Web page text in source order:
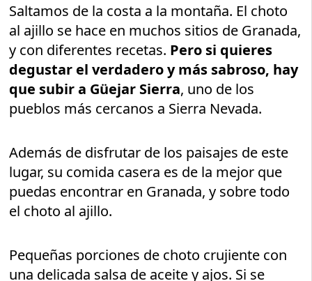
Saltamos de la costa a la montaña. El choto
al ajillo se hace en muchos sitios de Granada,
y con diferentes recetas. Pero si quieres
degustar el verdadero y más sabroso, hay
que subir a Güejar Sierra, uno de los
pueblos más cercanos a Sierra Nevada.
Además de disfrutar de los paisajes de este
lugar, su comida casera es de la mejor que
puedas encontrar en Granada, y sobre todo
el choto al ajillo.
Pequeñas porciones de choto crujiente con
una delicada salsa de aceite y ajos. Si se